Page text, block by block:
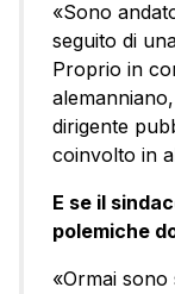
«Sono
seguito di
Proprio in
dirigente
coinvolto in
E se il
polemiche
«Ormai